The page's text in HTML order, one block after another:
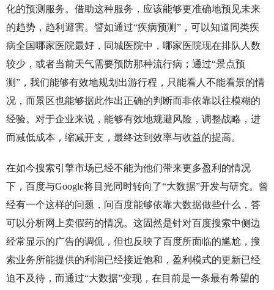
化的预测服务。借助这种服务，应该能够更准确地预见未来
的趋势，趋利避害。譬如通过“疾病预测”，可以知道同类疾
病全国哪家医院最好，同城医院中，哪家医院现在排队人数
较少，或者当前天气需要预防那种流行病；通过“景点预
测”，我们能够有效地规划出游行程，只能看人不能看景的情
况，而景区也能够据此作出正确的判断而非依靠以往模糊的
经验。对于企业来说，能够有效地规避风险，调整战略，进
而减低成本，缩减开支，最终达到效率与收益的提高。
在如今搜索引擎市场已经不能为他们带来更多盈利的情况
下，百度与Google将目光同时转向了“大数据”开发与研究。曾
经有一个这样的问题，问百度能够依靠大数据做些什么，答
可以分析网上卖假药的情况。这固然是针对百度搜索中侧边
经常显示的广告的调侃，但也反映了百度所面临的尴尬，搜
索业务所能提供的利润已经接近饱和，盈利模式的更新已经
迫不及待，而通过“大数据”变现，在目前是一条最有希望的